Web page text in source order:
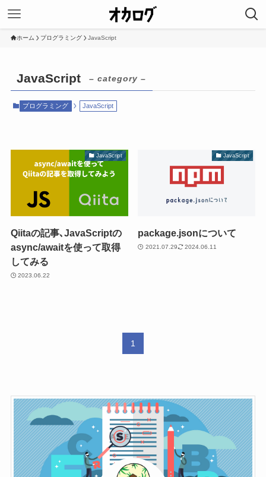
ホーム プログラミング JavaScript
JavaScript – category –
プログラミング JavaScript
JavaScript
Qiitaの記事､JavaScriptの
async/awaitを使って取得
してみる
2023.06.22
JavaScript
package.jsonについて
2021.07.29 2024.06.11
1